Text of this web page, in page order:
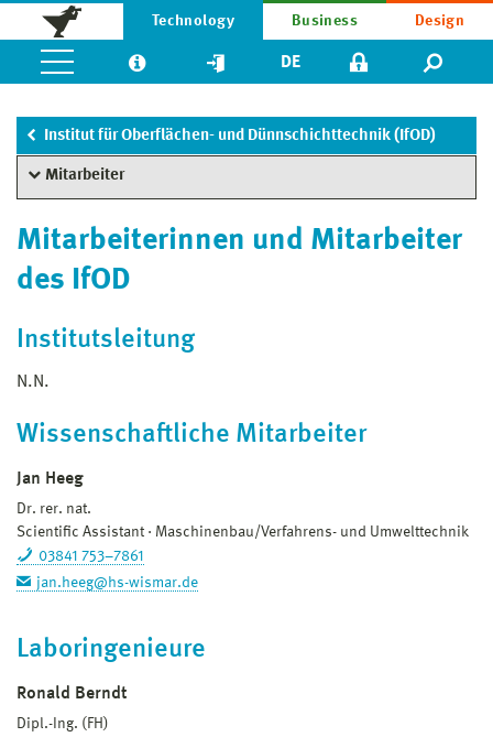
Technology Business Design
DE
Institut für Oberflächen- und Dünnschichttechnik (IfOD)
Mitarbeiter
Mitarbeiterinnen und Mitarbeiter
des IfOD
Institutsleitung
N.N.
Wissenschaftliche Mitarbeiter
Jan Heeg
Dr. rer. nat.
Scientific Assistant
Maschinenbau/Verfahrens- und Umwelttechnik
03841 753–7861
jan.heeg@hs-wismar.de
Laboringenieure
Ronald Berndt
Dipl.-Ing. (FH)